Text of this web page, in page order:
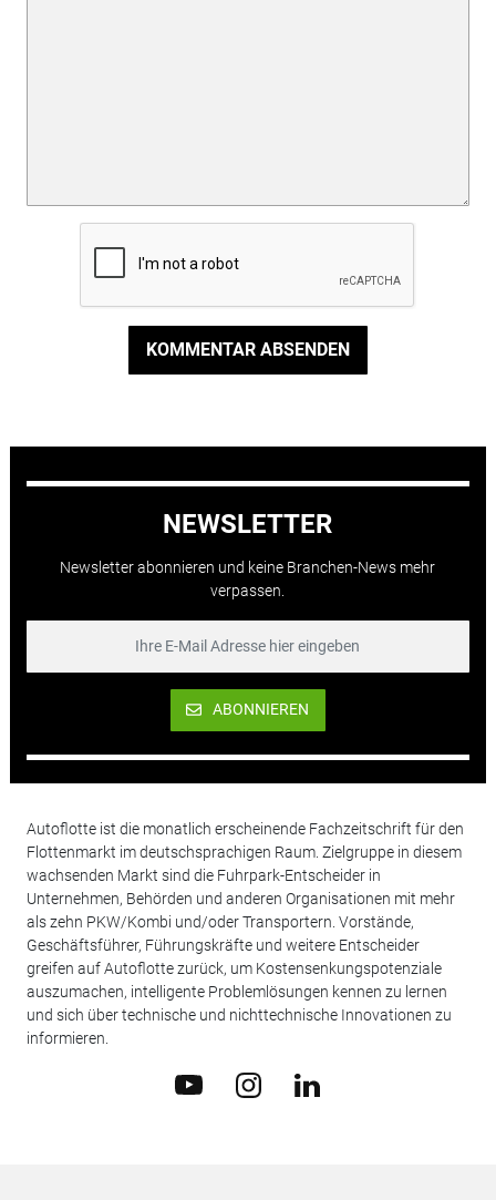
KOMMENTAR ABSENDEN
NEWSLETTER
Newsletter abonnieren und keine Branchen-News mehr
verpassen.
ABONNIEREN
Autoflotte ist die monatlich erscheinende Fachzeitschrift für den
Flottenmarkt im deutschsprachigen Raum. Zielgruppe in diesem
wachsenden Markt sind die Fuhrpark-Entscheider in
Unternehmen, Behörden und anderen Organisationen mit mehr
als zehn PKW/Kombi und/oder Transportern. Vorstände,
Geschäftsführer, Führungskräfte und weitere Entscheider
greifen auf Autoflotte zurück, um Kostensenkungspotenziale
auszumachen, intelligente Problemlösungen kennen zu lernen
und sich über technische und nichttechnische Innovationen zu
informieren.